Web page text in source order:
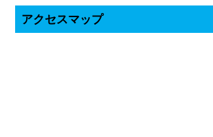
アクセスマップ